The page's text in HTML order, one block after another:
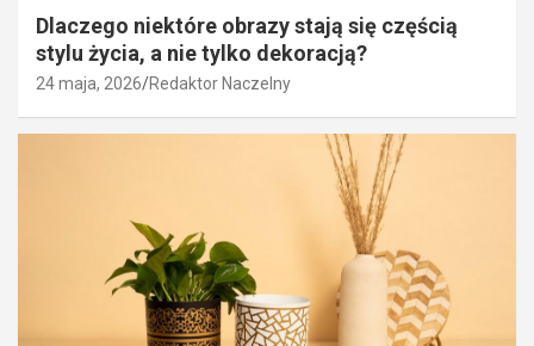
Dlaczego niektóre obrazy stają się częścią
stylu życia, a nie tylko dekoracją?
24 maja, 2026 Redaktor Naczelny